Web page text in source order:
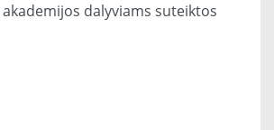
dalyviams suteiktos